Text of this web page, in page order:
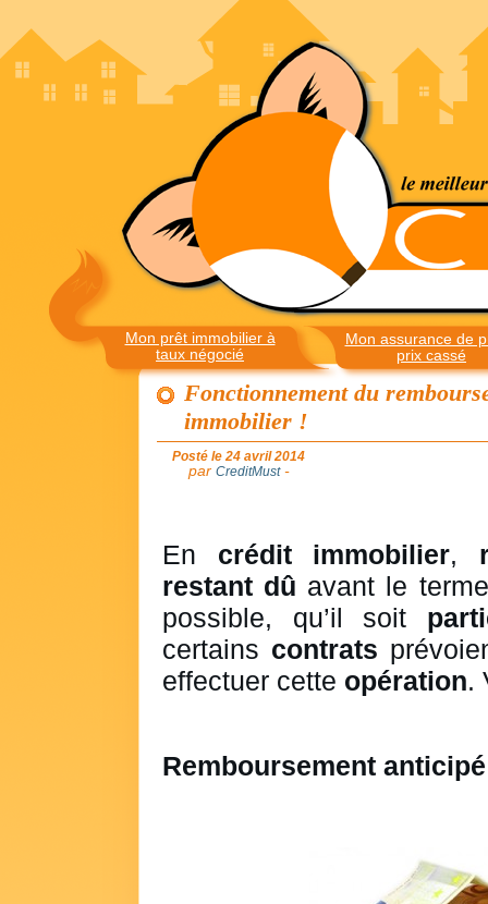
Mon prêt immobilier à
taux négocié
Mon assurance de
prix cassé
Fonctionnement du
immobilier !
Posté le 24 avril 2014
par CreditMust-
En crédit immobilier,
restant dû avant le
possible, qu’il soit
certains contrats
effectuer cette opération.
Remboursement